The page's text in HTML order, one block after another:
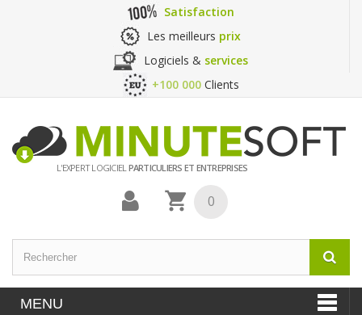
Satisfaction
Les meilleurs prix
Logiciels & services
+100 000 Clients
L'EXPERT LOGICIELPARTICULIERS ET ENTREPRISES
0
MENU